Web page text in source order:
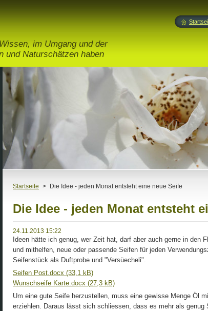
im Umgang und der
und Naturschätzen haben
Startseite > Die Idee - jeden Monat entsteht eine neue Seife
Die Idee - jeden Monat entsteht
24.11.2013 15:22
Ideen hätte ich genug, wer Zeit hat, darf aber auch gerne in den
und mithelfen, neue oder passende Seifen für jeden
Seifenstück als Duftprobe und "Versüecheli".
Seifen Post.docx (33,1 kB)
Wunschseife Karte.docx (27,3 kB)
Um eine gute Seife herzustellen, muss eine gewisse Menge Öl
erziehlen. Daraus lässt sich schliessen, dass es mehr als genug